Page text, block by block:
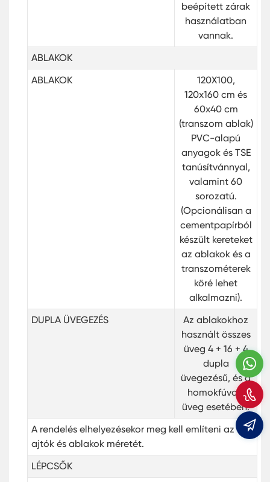
beépített zárak
használatban
vannak.
ABLAKOK
ABLAKOK
120X100,
120x160 cm és
60x40 cm
(transzom ablak)
PVC-alapú
anyagok és TSE
tanúsítvánnyal,
valamint 60
sorozatú.
(Opcionálisan a
cementpapírból
készült kereteket
az ablakok és a
transzométerek
köré lehet
alkalmazni).
DUPLA ÜVEGEZÉS
Az ablakokhoz
használt összes
üveg 4 + 16 + 4
dupla
üvegezésű, és a
homokfúvott
üveg esetében.
A rendelés elhelyezésekor meg kell említeni az
ajtók és ablakok méretét.
LÉPCSŐK